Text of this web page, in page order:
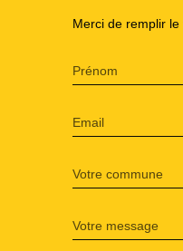
Merci de remplir
Prénom
Email
Votre commune
Votre message